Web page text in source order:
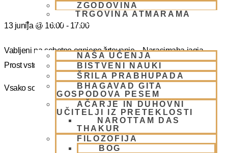
ZGODOVINA
TRGOVINA ATMARAMA
BHAKTI JOGA
NAŠA UČENJA
BISTVENI NAUKI
ŠRILA PRABHUPADA
BHAGAVAD GITA
GOSPODOVA PESEM
AČARJE IN DUHOVNI
UČITELJI IZ PRETEKLOSTI
NAROTTAM DAS
THAKUR
FILOZOFIJA
BOG
13 junija @ 16:00 - 17:00
Vabljeni na sobotno ognjeno žrtovanje – Narasimaha jagja.
Prost vstop.
Vsako soboto ob 16.00 do 17:00